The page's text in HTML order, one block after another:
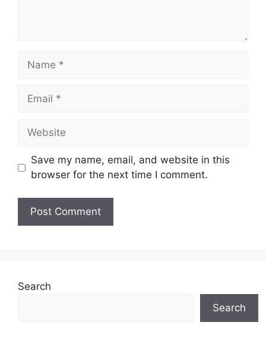
Name
Email
Website
Save my name, email, and website in this
browser for the next time I comment.
Search
Search